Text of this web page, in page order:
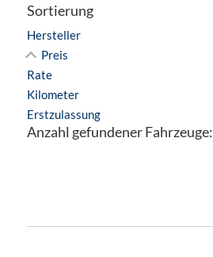
Sortierung
Hersteller
Preis
Rate
Kilometer
Erstzulassung
Anzahl gefundener Fahrzeuge: